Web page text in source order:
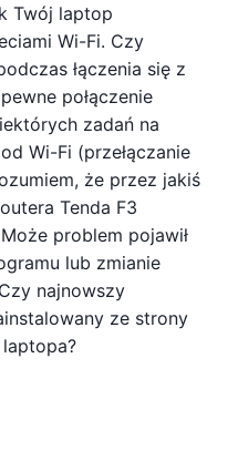
Twój laptop
Wi-Fi. Czy
łączenia się z
połączenie
zadań na
Wi-Fi (przełączanie
że przez jakiś
Tenda F3
problem pojawił
lub zmianie
najnowszy
ze strony